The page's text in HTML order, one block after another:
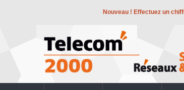
Nouveau ! Effectuez un